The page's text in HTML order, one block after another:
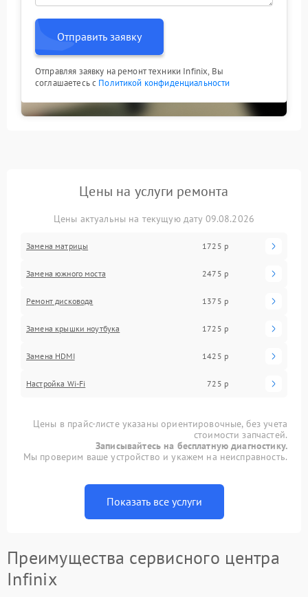
Отправить заявку
Отправляя заявку на ремонт техники Infinix, Вы
соглашаетесь с Политикой конфиденциальности
Цены на услуги ремонта
Цены актуальны на текущую дату 09.08.2026
Замена матрицы 1725 р
Замена южного моста 2475 р
Ремонт дисковода 1375 р
Замена крышки ноутбука 1725 р
Замена HDMI 1425 р
Настройка Wi-Fi 725 р
Цены в прайс-листе указаны ориентировочные, без учета
стоимости запчастей.
Записывайтесь на бесплатную диагностику.
Мы проверим ваше устройство и укажем на неисправность.
Показать все услуги
Преимущества сервисного центра
Infinix